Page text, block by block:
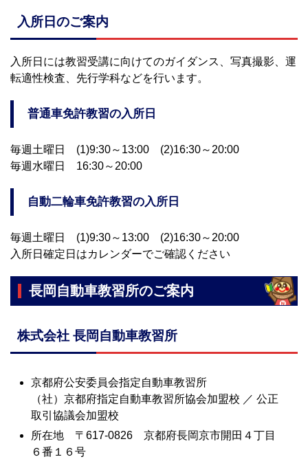
入所日のご案内
入所日には教習受講に向けてのガイダンス、写真撮影、運
転適性検査、先行学科などを行います。
普通車免許教習の入所日
毎週土曜日 (1)9:30～13:00 (2)16:30～20:00
毎週水曜日 16:30～20:00
自動二輪車免許教習の入所日
毎週土曜日 (1)9:30～13:00 (2)16:30～20:00
入所日確定日はカレンダーでご確認ください
長岡自動車教習所のご案内
株式会社 長岡自動車教習所
京都府公安委員会指定自動車教習所
（社）京都府指定自動車教習所協会加盟校 ／ 公正
取引協議会加盟校
所在地 〒617-0826 京都府長岡京市開田４丁目
６番１６号